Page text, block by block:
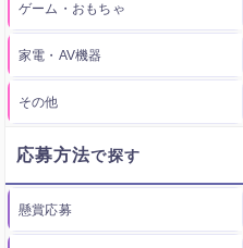
ゲーム・おもちゃ
家電・AV機器
その他
応募方法
懸賞応募